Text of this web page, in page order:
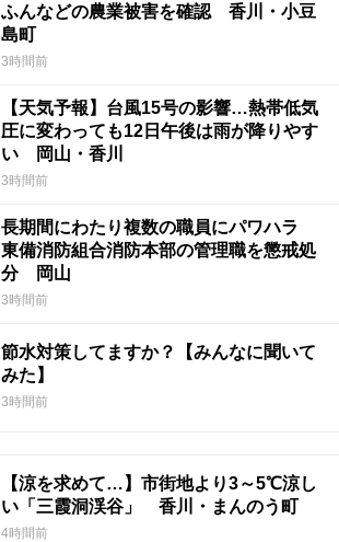
ふんなどの農業被害を確認 香川・小豆
島町
3時間前
【天気予報】台風15号の影響…熱帯低気
圧に変わっても12日午後は雨が降りやす
い 岡山・香川
3時間前
長期間にわたり複数の職員にパワハラ
東備消防組合消防本部の管理職を懲戒処
分 岡山
3時間前
節水対策してますか？【みんなに聞いて
みた】
3時間前
【涼を求めて…】市街地より3～5℃涼し
い「三霞洞渓谷」 香川・まんのう町
4時間前